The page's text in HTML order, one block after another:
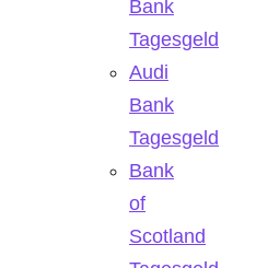
Bank
Tagesgeld
Audi
Bank
Tagesgeld
Bank
of
Scotland